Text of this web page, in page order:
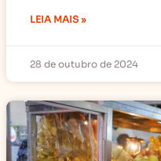
LEIA MAIS »
28 de outubro de 2024